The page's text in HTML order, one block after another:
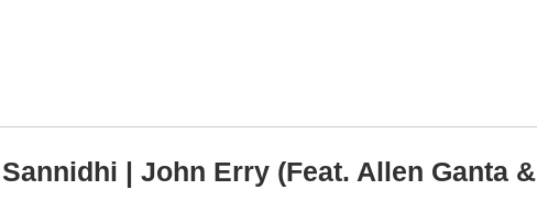
| John Erry (Feat. Allen Ganta &